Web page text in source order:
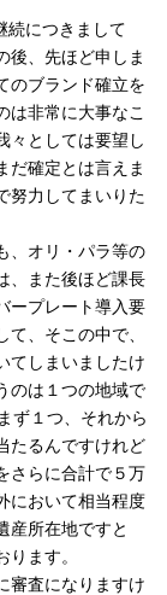
続につきまして
後、先ほど申しま
のブランド確立を
は非常に大事なこ
々としては要望し
だ確定とは言えま
努力してまいりた
、オリ・パラ等の
、また後ほど課長
ープレート導入要
、そこの中で、
てしまいましたけ
のは１つの地域で
ず１つ、それから
たるんですけれど
さらに合計で５万
において相当程度
産所在地ですと
ます。
審査になりますけ